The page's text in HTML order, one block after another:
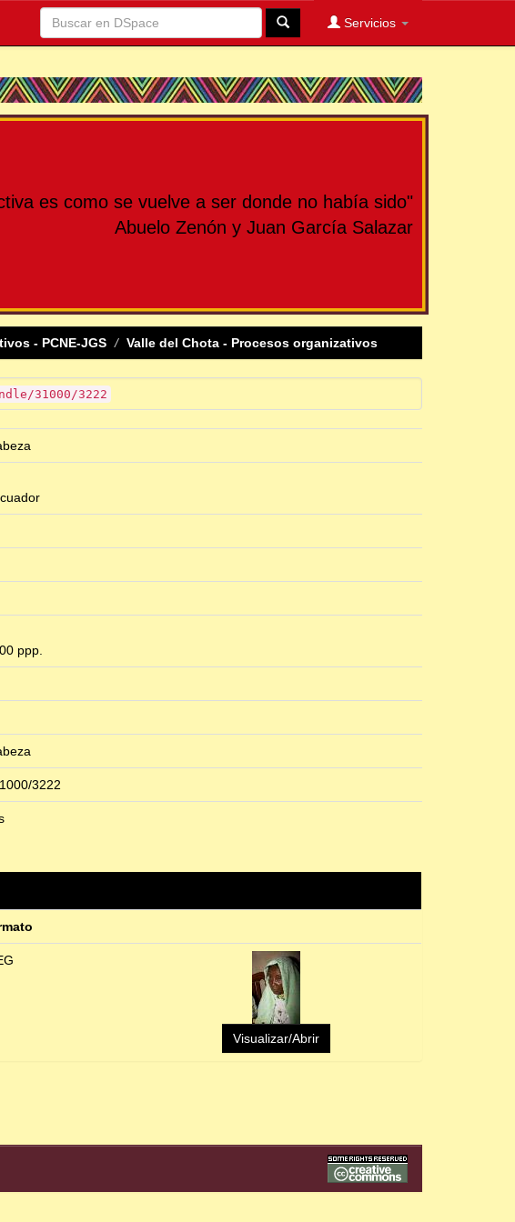
Servicios
es como se vuelve a ser donde no había sido"
Abuelo Zenón y Juan García Salazar
- PCNE-JGS Valle del Chota - Procesos organizativos
31000/3222
ppp.
3222
Visualizar/Abrir